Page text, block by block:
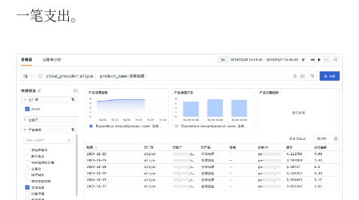
一笔支出。